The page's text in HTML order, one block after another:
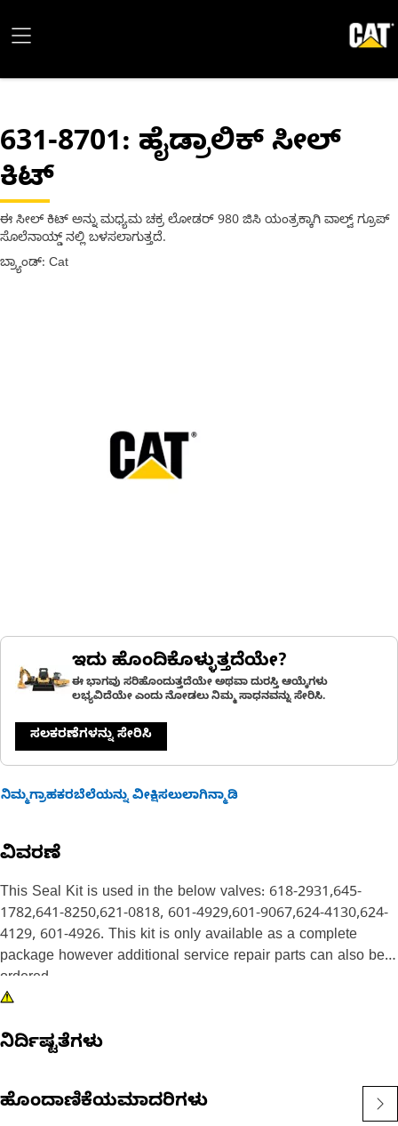
631-8701: ಹೈಡ್ರಾಲಿಕ್ ಸೀಲ್
ಕಿಟ್
ಈ ಸೀಲ್ ಕಿಟ್ ಅನ್ನು ಮಧ್ಯಮ ಚಕ್ರ ಲೋಡರ್ 980 ಜಿಸಿ ಯಂತ್ರಕ್ಕಾಗಿ ವಾಲ್ವ್ ಗ್ರೂಪ್
ಸೊಲೆನಾಯ್ಡ್ ನಲ್ಲಿ ಬಳಸಲಾಗುತ್ತದೆ.
ಬ್ರ್ಯಾಂಡ್: Cat
ಇದು ಹೊಂದಿಕೊಳ್ಳುತ್ತದೆಯೇ?
ಈ ಭಾಗವು ಸರಿಹೊಂದುತ್ತದೆಯೇ ಅಥವಾ ದುರಸ್ತಿ ಆಯ್ಕೆಗಳು
ಲಭ್ಯವಿದೆಯೇ ಎಂದು ನೋಡಲು ನಿಮ್ಮ ಸಾಧನವನ್ನು ಸೇರಿಸಿ.
ಸಲಕರಣೆಗಳನ್ನು ಸೇರಿಸಿ
ನಿಮ್ಮಗ್ರಾಹಕರಬೆಲೆಯನ್ನು ವೀಕ್ಷಿಸಲುಲಾಗಿನ್ಮಾಡಿ
ವಿವರಣೆ
This Seal Kit is used in the below valves: 618-2931,645-
1782,641-8250,621-0818, 601-4929,601-9067,624-4130,624-
4129, 601-4926. This kit is only available as a complete
package however additional service repair parts can also be
ordered.
ನಿರ್ದಿಷ್ಟತೆಗಳು
ಹೊಂದಾಣಿಕೆಯಮಾದರಿಗಳು